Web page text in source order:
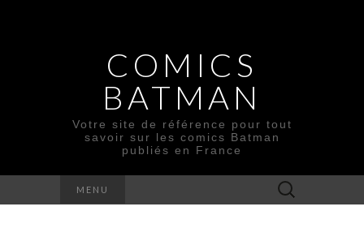
COMICS
BATMAN
Votre site de référence pour tout
savoir sur les comics Batman
publiés en France
MENU Rechercher :